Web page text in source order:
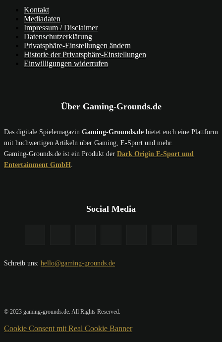
Kontakt
Mediadaten
Impressum / Disclaimer
Datenschutzerklärung
Privatsphäre-Einstellungen ändern
Historie der Privatsphäre-Einstellungen
Einwilligungen widerrufen
Über Gaming-Grounds.de
Das digitale Spielemagazin Gaming-Grounds.de bietet euch eine Plattform
mit hochwertigen Artikeln über Gaming, E-Sport und mehr.
Gaming-Grounds.de ist ein Produkt der Dark Origin E-Sport und
Entertainment GmbH
Social Media
Schreib uns: hello@gaming-grounds.de
© 2023 gaming-grounds.de. All Rights Reserved.
Cookie Consent mit Real Cookie Banner